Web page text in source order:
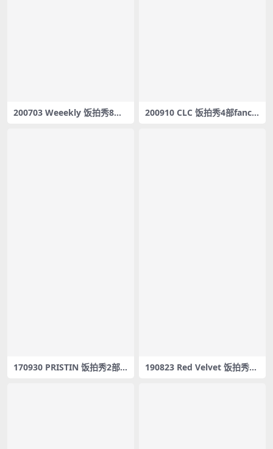
200703 Weeekly 饭拍秀8部f
200910 CLC 饭拍秀4部fanca
170930 PRISTIN 饭拍秀2部fa
190823 Red Velvet 饭拍秀33